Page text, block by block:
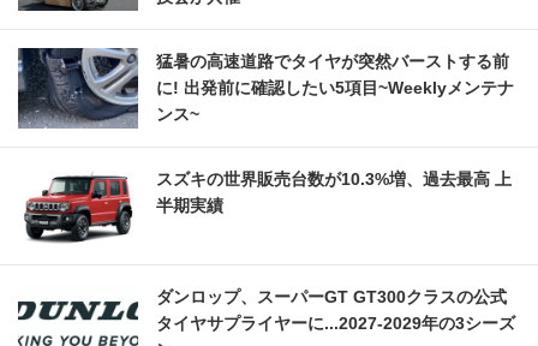
猛暑の高速道路でタイヤが突然バーストする前
に! 出発前に確認したい5項目~Weeklyメンテナ
ンス~
スズキの世界販売台数が10.3%増、過去最高 上
半期実績
ダンロップ、スーパーGT GT300クラスの公式
タイヤサプライヤーに...2027‐2029年の3シーズ